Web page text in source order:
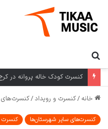
کنسرت کودک خاله پروانه در
خانه /کنسرت و رویداد/
کنسرت‌های سایر شهرستان‌ها کنسرت